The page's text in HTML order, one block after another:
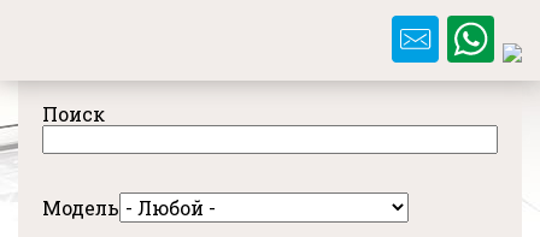
содержанию
Поиск
Модель